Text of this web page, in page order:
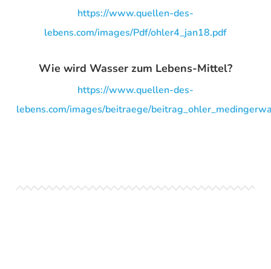
https://www.quellen-des-
lebens.com/images/Pdf/ohler4_jan18.pdf
Wie wird Wasser zum Lebens-Mittel?
https://www.quellen-des-
lebens.com/images/beitraege/